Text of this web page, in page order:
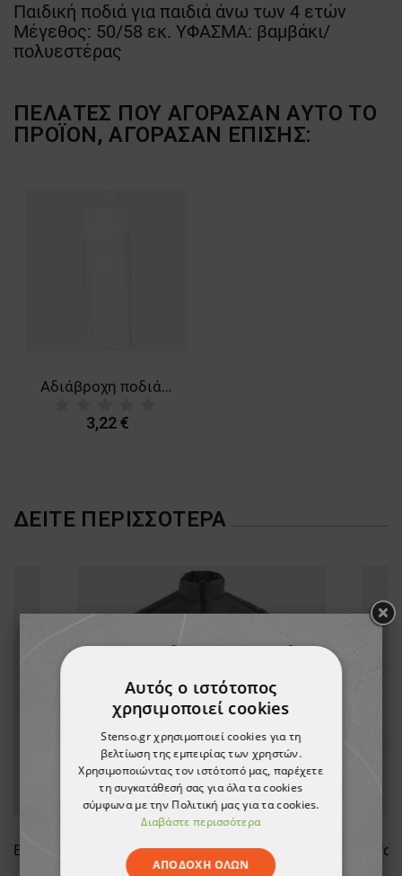
Παιδική ποδιά για παιδιά άνω των 4 ετών
Μέγεθος: 50/58 εκ. ΥΦΑΣΜΑ: βαμβάκι/
πολυεστέρας
ΠΕΛΆΤΕΣ ΠΟΥ ΑΓΌΡΑΣΑΝ ΑΥΤΌ ΤΟ
ΠΡΟΪΌΝ, ΑΓΌΡΑΣΑΝ ΕΠΊΣΗΣ:
Αδιάβροχη ποδιά CAPELLA WHITE
3,22 €
ΔΕΊΤΕ ΠΕΡΙΣΣΌΤΕΡΑ
Αυτός ο ιστότοπος
χρησιμοποιεί cookies
Stenso.gr χρησιμοποιεί cookies για τη
βελτίωση της εμπειρίας των χρηστών.
Χρησιμοποιώντας τον ιστότοπό μας, παρέχετε
τη συγκατάθεσή σας για όλα τα cookies
σύμφωνα με την Πολιτική μας για τα cookies.
Διαβάστε περισσότερα
ΑΠΟΔΟΧΉ ΌΛΩΝ